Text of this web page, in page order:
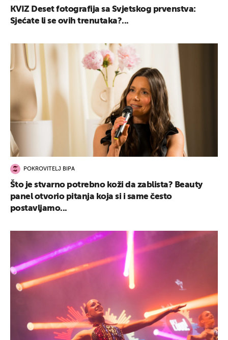
KVIZ Deset fotografija sa Svjetskog prvenstva:
Sjećate li se ovih trenutaka?...
POKROVITELJ BIPA
Što je stvarno potrebno koži da zablista? Beauty
panel otvorio pitanja koja si i same često
postavljamo...